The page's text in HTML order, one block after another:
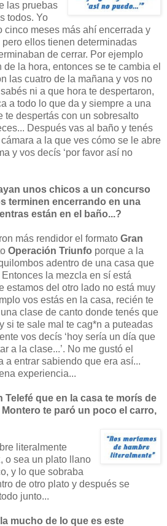
las pruebas
todos. Yo
cinco meses más ahí encerrada y
ellos tienen determinadas
de cerrar. Por ejemplo
la hora, entonces se te cambia el
las cuatro de la mañana y vos no
ni a que hora te despertaron,
a todo lo que da y siempre a una
te despertás con un sobresalto
Después vas al baño y tenés
a la que ves cómo se le abre
y vos decís ‘por favor así no
unos chicos a un concurso
terminen encerrando en una
están en el baño...?
más rendidor el formato Gran
Operación Triunfo porque a la
adentro de una casa que
la mezcla en sí está
estamos del otro lado no está muy
vos estás en la casa, recién te
clase de canto donde tenés que
si te sale mal te cag*n a puteadas
vos decís ‘hoy sería un día que
a la clase...’. No me gustó el
a entrar sabiendo que era así...
experiencia...
Telefé que en la casa te morís de
te paró un poco el carro,
literalmente
o sea un plato llano
y lo que sobraba
de otro plato y después se
junto...
mucho de lo que es este